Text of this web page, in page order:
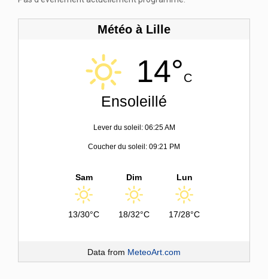
Météo à Lille
14°C
Ensoleillé
Lever du soleil: 06:25 AM
Coucher du soleil: 09:21 PM
Sam
13/30°C
Dim
18/32°C
Lun
17/28°C
Data from MeteoArt.com